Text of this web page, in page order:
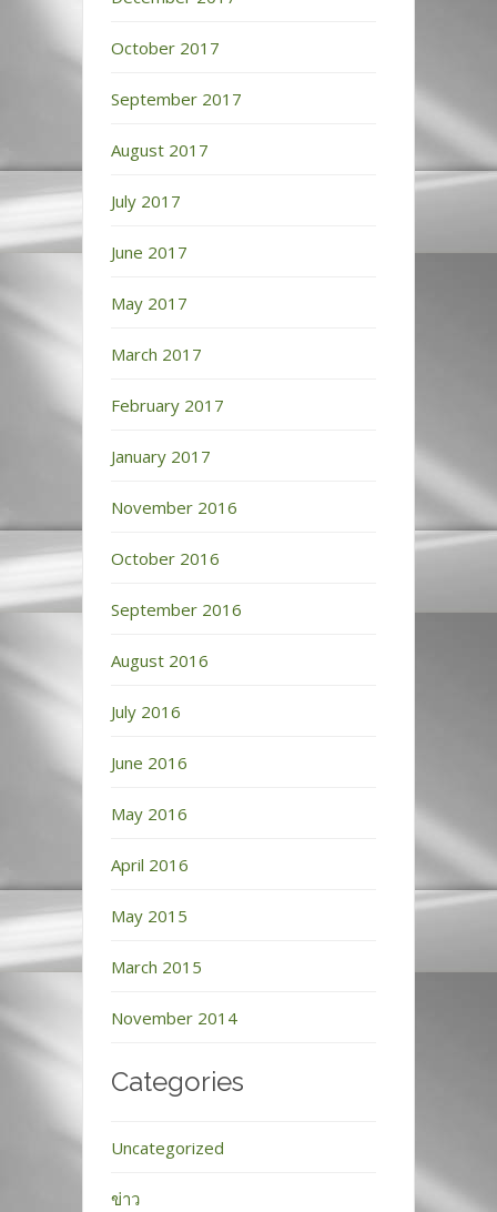
October 2017
September 2017
August 2017
July 2017
June 2017
May 2017
March 2017
February 2017
January 2017
November 2016
October 2016
September 2016
August 2016
July 2016
June 2016
May 2016
April 2016
May 2015
March 2015
November 2014
Categories
Uncategorized
ข่าว